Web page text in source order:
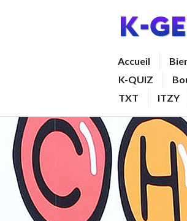
Accueil
K-QUIZ
TXT
ITZY